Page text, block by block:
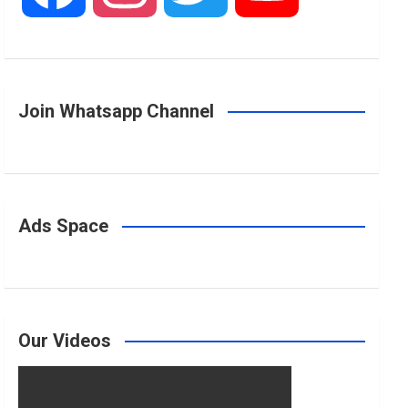
c
e
o
s
t
r
i
t
r
u
T
Join Whatsapp Channel
Ads Space
Our Videos